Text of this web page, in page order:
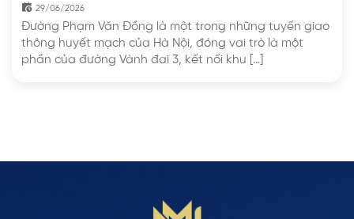
29/06/2026
Đường Phạm Văn Đồng là một trong những tuyến giao
thông huyết mạch của Hà Nội, đóng vai trò là một
phần của đường Vành đai 3, kết nối khu […]